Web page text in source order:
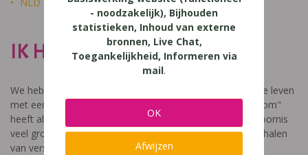
IK HEET NIET DOM
We hebben een video gemaakt die toont hoe het is om te leven
met een leerstoornis. De film met als titel: "Ik heet niet dom"
heeft als doel aan te tonen dat de impact van een leerstoornis
veel groter is dan enkel wat je ziet in de klas. Je hoort verhalen
van verschillende leerlingen en ouders.
- noodzakelijk), Bijhouden
statistieken, Inhoud van externe
bronnen, Live Chat,
Toegankelijkheid, Informeren via
mail.
OK
Afwijzen